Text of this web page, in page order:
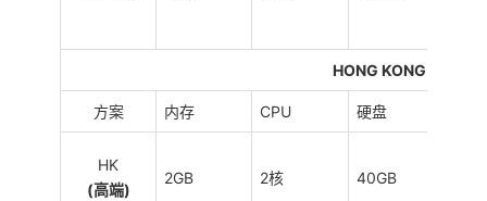
HONG KONG CN2
方案 内存 CPU 硬盘
HK
(高端)
2GB 2核 40GB